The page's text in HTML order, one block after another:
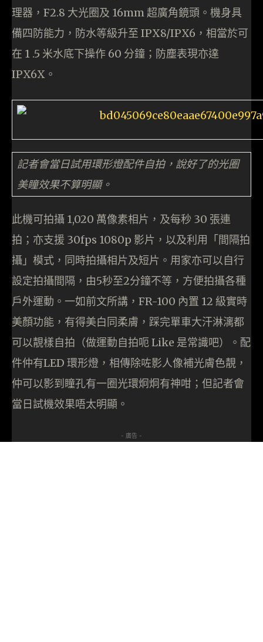
理器，F2.8 大光圈及 16mm 超廣角鏡頭。機身具
備四防能力，防水等級升至 IPX8/IPX6，相當於可
在 1 .5 米水底下操作 60 分鐘；防塵表現亦達
IPX6X。
記者會當日試用環形燈配件自拍，說好了的光圈
美瞳效果不算明顯。
此機可拍攝 1,020 萬像素相片，及每秒 30 張連
拍；亦支援 30fps 1080p 影片，以及利用「間隔拍
攝」模式，同時拍攝相片及短片。用家亦可以自行
設定拍攝間隔，由5秒至2分鐘不等，方便拍攝各種
戶外運動。一如前文所講，FR-100 內置 12 級實時
美顏功能，有得美白同柔膚，踩完單車大汗淋漓都
可以靚樣自拍（做運動自拍呃 Like 是常識吧）。配
件仲有LED 環形燈，相傳除咗影人像補光膚色靚，
仲可以影到瞳孔有一圈光環炯炯有神咁；但記者會
當日試機效果唔太明顯。
- 廣告 -